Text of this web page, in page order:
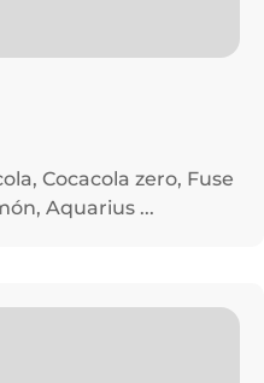
Cocacola zero, Fuse
Aquarius ...